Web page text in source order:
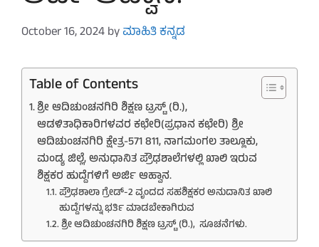
October 16, 2024byಮಾಹಿತಿ ಕನ್ನಡ
Table of Contents
ಶ್ರೀ ಆದಿಚುಂಚನಗಿರಿ ಶಿಕ್ಷಣ ಟ್ರಸ್ಟ್ (ರಿ.),
ಆಡಳಿತಾಧಿಕಾರಿಗಳವರ ಕಛೇರಿ(ಪ್ರಧಾನ ಕಛೇರಿ) ಶ್ರೀ
ಆದಿಚುಂಚನಗಿರಿ ಕ್ಷೇತ್ರ-571 811, ನಾಗಮಂಗಲ ತಾಲ್ಲೂಕು,
ಮಂಡ್ಯ ಜಿಲ್ಲೆ, ಅನುಧಾನಿತ ಪ್ರೌಢಶಾಲೆಗಳಲ್ಲಿ ಖಾಲಿ ಇರುವ
ಶಿಕ್ಷಕರ ಹುದ್ದೆಗಳಿಗೆ ಅರ್ಜಿ ಆಹ್ವಾನ.
ಪ್ರೌಢಶಾಲಾ ಗ್ರೇಡ್-2 ವೃಂದದ ಸಹಶಿಕ್ಷಕರ ಅನುದಾನಿತ ಖಾಲಿ
ಹುದ್ದೆಗಳನ್ನು ಭರ್ತಿ ಮಾಡಬೇಕಾಗಿರುವ
ಶ್ರೀ ಆದಿಚುಂಚನಗಿರಿ ಶಿಕ್ಷಣ ಟ್ರಸ್ಟ್ (ರಿ.), ಸೂಚನೆಗಳು.